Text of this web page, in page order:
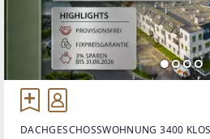
DACHGESCHOSSWOHNUNG 3400